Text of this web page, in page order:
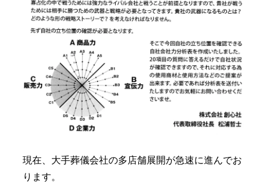
現在、大手葬儀会社の多店舗展開が急速に進んでお
ります。